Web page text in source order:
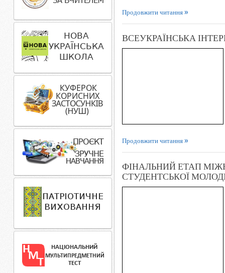
Продовжити читання
ВСЕУКРАЇНСЬКА
Продовжити читання
ФІНАЛЬНИЙ ЕТАП
СТУДЕНТСЬКОЇ